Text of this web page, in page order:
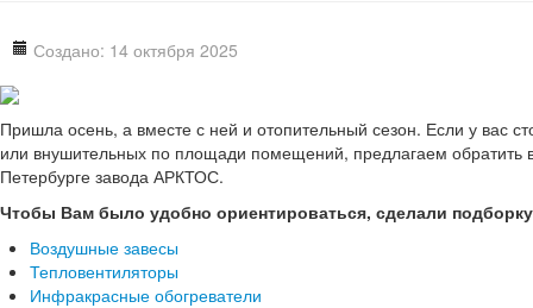
Создано: 14 октября 2025
Пришла осень, а вместе с ней и отопительный сезон. Если у вас
или внушительных по площади помещений, предлагаем
Петербурге завода АРКТОС.
Чтобы Вам было удобно ориентироваться, сделали
Воздушные завесы
Тепловентиляторы
Инфракрасные обогреватели